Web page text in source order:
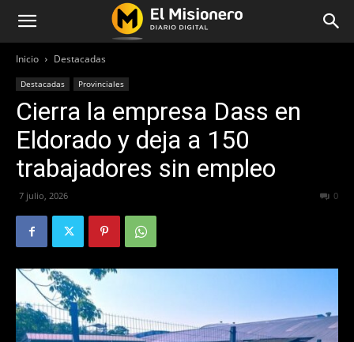
Inicio Destacadas
Destacadas Provinciales
Cierra la empresa Dass en
Eldorado y deja a 150
trabajadores sin empleo
7 julio, 2026 0